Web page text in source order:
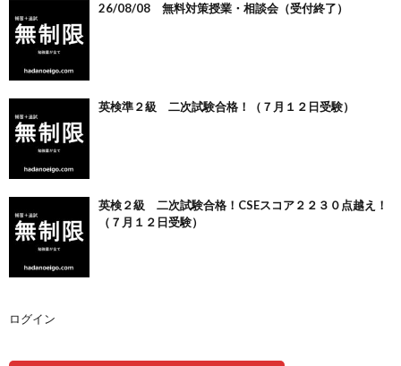
26/08/08 無料対策授業・相談会（受付終了）
英検準２級 二次試験合格！（７月１２日受験）
英検２級 二次試験合格！CSEスコア２２３０点越え！
（７月１２日受験）
ログイン